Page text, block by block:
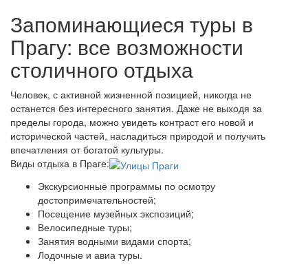
Запоминающиеся туры в
Прагу: все возможности
столичного отдыха
Человек, с активной жизненной позицией, никогда не
останется без интересного занятия. Даже не выходя за
пределы города, можно увидеть контраст его новой и
исторической частей, насладиться природой и получить
впечатления от богатой культуры.
Виды отдыха в Праге:
Экскурсионные программы по осмотру
достопримечательностей;
Посещение музейных экспозиций;
Велосипедные туры;
Занятия водными видами спорта;
Лодочные и авиа туры.